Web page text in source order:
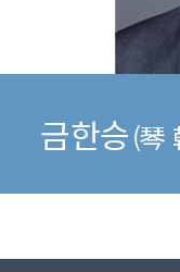
금한승(琴